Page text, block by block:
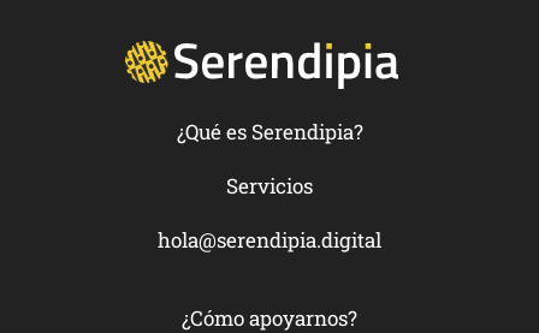
¿Qué es Serendipia?
Servicios
hola@serendipia.digital
¿Cómo apoyarnos?